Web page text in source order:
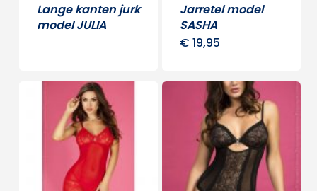
Lange kanten jurk
model JULIA
Jarretel model
SASHA
€ 19,95
heeft